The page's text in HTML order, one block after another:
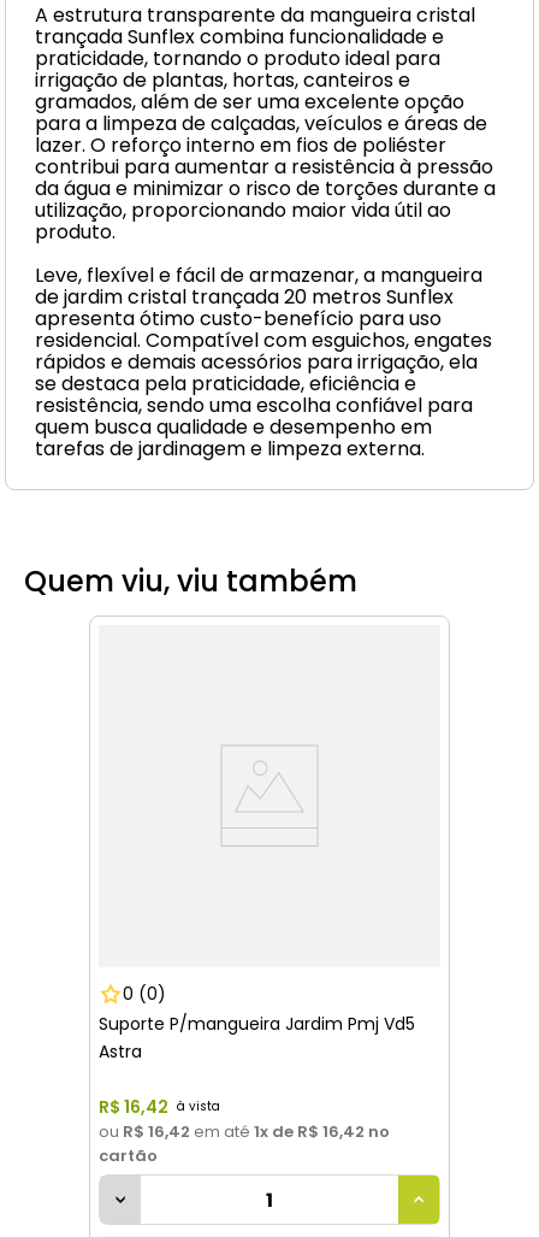
A estrutura transparente da mangueira cristal
trançada Sunflex combina funcionalidade e
praticidade, tornando o produto ideal para
irrigação de plantas, hortas, canteiros e
gramados, além de ser uma excelente opção
para a limpeza de calçadas, veículos e áreas de
lazer. O reforço interno em fios de poliéster
contribui para aumentar a resistência à pressão
da água e minimizar o risco de torções durante a
utilização, proporcionando maior vida útil ao
produto.
Leve, flexível e fácil de armazenar, a mangueira
de jardim cristal trançada 20 metros Sunflex
apresenta ótimo custo-benefício para uso
residencial. Compatível com esguichos, engates
rápidos e demais acessórios para irrigação, ela
se destaca pela praticidade, eficiência e
resistência, sendo uma escolha confiável para
quem busca qualidade e desempenho em
tarefas de jardinagem e limpeza externa.
Quem viu, viu também
0 (0)
Suporte P/mangueira Jardim Pmj Vd5
Astra
R$ 16,42
ou R$ 16,42 em até 1x de R$ 16,42 no
cartão